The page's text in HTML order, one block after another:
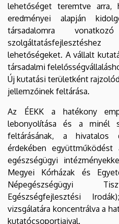
lehetőséget teremtve arra,
eredményei alapján
társadalomra vonatkozó
lehetőségeket. A vállalt
társadalmi
Új kutatási területként
jellemzőinek feltárása.
Az ÉEKK a hatékony
lebonyolítása és a minél
feltárásának, a hivatalos
érdekében
egészségügyi
Megyei Kórházak és
Népegészségügyi
Egészségfejlesztési
vizsgálatára koncentrálva a
kutatócsoportjaival.